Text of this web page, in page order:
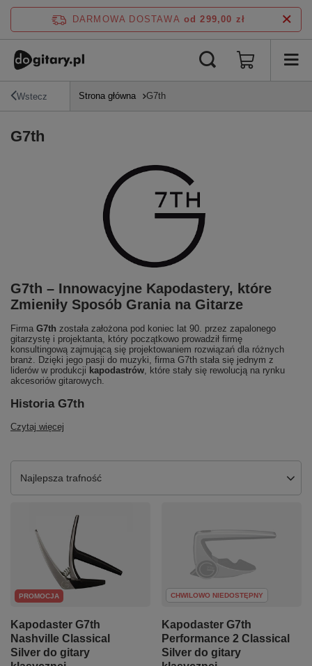
DARMOWA DOSTAWA od 299,00 zł
Wstecz Strona główna G7th
G7th
G7th – Innowacyjne Kapodastery, które
Zmieniły Sposób Grania na Gitarze
Firma G7th została założona pod koniec lat 90. przez zapalonego
gitarzystę i projektanta, który początkowo prowadził firmę
konsultingową zajmującą się projektowaniem rozwiązań dla różnych
branż. Dzięki jego pasji do muzyki, firma G7th stała się jednym z
liderów w produkcji kapodastrów, które stały się rewolucją na rynku
akcesoriów gitarowych.
Historia G7th
Czytaj więcej
Zmień sortowanie
Najlepsza trafność
PROMOCJA
Kapodaster G7th
Nashville Classical
Silver do gitary
CHWILOWO NIEDOSTĘPNY
Kapodaster G7th
Performance 2 Classical
Silver do gitary